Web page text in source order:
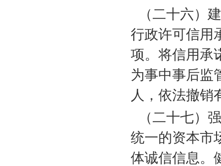
（二十六）
行政许可信用
项。将信用承
为事中事后监
人，依法撤销
（二十七）
统一的资本市
体诚信信息。